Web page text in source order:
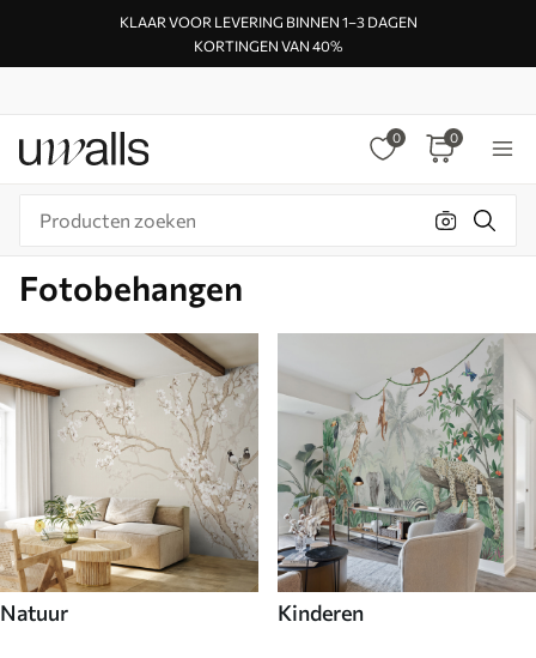
KLAAR VOOR LEVERING BINNEN 1–3 DAGEN
KORTINGEN VAN 40%
0 0
Fotobehangen
Natuur Kinderen